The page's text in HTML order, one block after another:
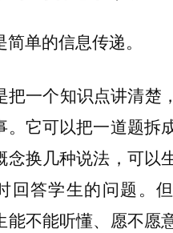
单的信息传递。
把一个知识点讲清楚
。它可以把一道题拆
念换几种说法，可以
回答学生的问题。
能不能听懂、愿不愿